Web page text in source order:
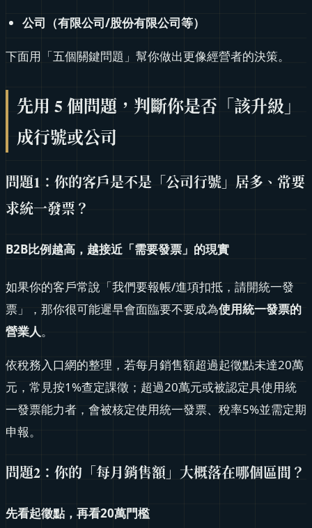
公司（有限公司/股份有限公司等）
下面用「五個關鍵問題」幫你做出更像經營者的決策。
先用 5 個問題，判斷你是否「該升級」
成行號或公司
問題1：你的客戶是不是「公司行號」居多、常要
求統一發票？
B2B比例越高，越接近「需要發票」的現實
如果你的客戶常說「我們要報帳/進項扣抵，請開統一發
票」，那你很可能遲早會面臨要不要成為使用統一發票的
營業人。
依稅務入口網的整理，若每月銷售額超過起徵點未達20萬
元，常見按1%查定課徵；超過20萬元或被認定具使用統
一發票能力者，會被核定使用統一發票、稅率5%並需定期
申報。
問題2：你的「每月銷售額」大概落在哪個區間？
先看起徵點，再看20萬門檻